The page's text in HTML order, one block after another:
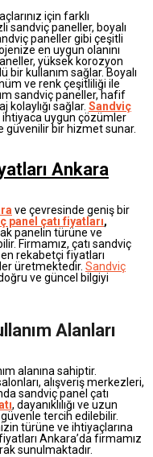
için farklı
sandviç paneller, boyalı
paneller gibi çeşitli
en uygun olanını
yüksek korozyon
bir kullanım sağlar. Boyalı
ve renk çeşitliliği ile
sandviç paneller, hafif
kolaylığı sağlar. Sandviç
ihtiyaca uygun çözümler
güvenilir bir hizmet sunar.
Ankara
ve çevresinde geniş bir
panel çatı fiyatları,
panelin türüne ve
Firmamız, çatı sandviç
rekabetçi fiyatları
üretmektedir. Sandviç
ve güncel bilgiyi
Alanları
alanına sahiptir.
alışveriş merkezleri,
sandviç panel çatı
, dayanıklılığı ve uzun
tercih edilebilir.
türüne ve ihtiyaçlarına
Ankara’da firmamız
sunulmaktadır.